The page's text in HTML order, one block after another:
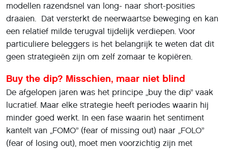
modellen razendsnel van long- naar short-posities
draaien. Dat versterkt de neerwaartse beweging en kan
een relatief milde terugval tijdelijk verdiepen. Voor
particuliere beleggers is het belangrijk te weten dat dit
geen strategieën zijn om zelf zomaar te kopiëren.
Buy the dip? Misschien, maar niet blind
De afgelopen jaren was het principe „buy the dip” vaak
lucratief. Maar elke strategie heeft periodes waarin hij
minder goed werkt. In een fase waarin het sentiment
kantelt van „FOMO” (fear of missing out) naar „FOLO”
(fear of losing out), moet men voorzichtig zijn met